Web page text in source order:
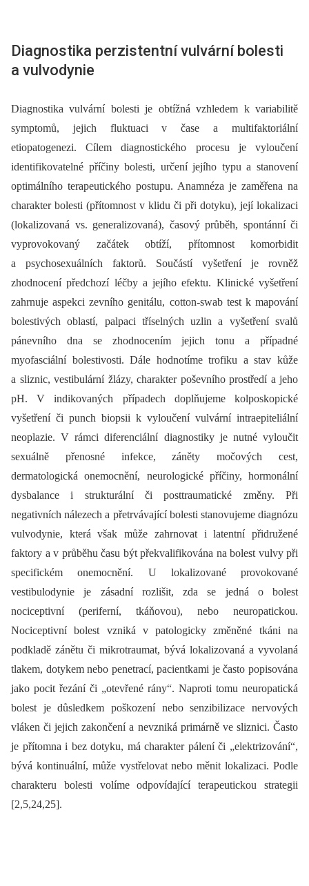
Diagnostika perzistentní vulvární bolesti
a vulvodynie
Diagnostika vulvární bolesti je obtížná vzhledem k variabilitě
symptomů, jejich fluktuaci v čase a multifaktoriální
etiopatogenezi. Cílem diagnostického procesu je vyloučení
identifikovatelné příčiny bolesti, určení jejího typu a stanovení
optimálního terapeutického postupu. Anamnéza je zaměřena na
charakter bolesti (přítomnost v klidu či při dotyku), její lokalizaci
(lokalizovaná vs. generalizovaná), časový průběh, spontánní či
vyprovokovaný začátek obtíží, přítomnost komorbidit
a psychosexuálních faktorů. Součástí vyšetření je rovněž
zhodnocení předchozí léčby a jejího efektu. Klinické vyšetření
zahrnuje aspekci zevního genitálu, cotton-swab test k mapování
bolestivých oblastí, palpaci tříselných uzlin a vyšetření svalů
pánevního dna se zhodnocením jejich tonu a případné
myofasciální bolestivosti. Dále hodnotíme trofiku a stav kůže
a sliznic, vestibulární žlázy, charakter poševního prostředí a jeho
pH. V indikovaných případech doplňujeme kolposkopické
vyšetření či punch biopsii k vyloučení vulvární intraepiteliální
neoplazie. V rámci diferenciální diagnostiky je nutné vyloučit
sexuálně přenosné infekce, záněty močových cest,
dermatologická onemocnění, neurologické příčiny, hormonální
dysbalance i strukturální či posttraumatické změny. Při
negativních nálezech a přetrvávající bolesti stanovujeme diagnózu
vulvodynie, která však může zahrnovat i latentní přidružené
faktory a v průběhu času být překvalifikována na bolest vulvy při
specifickém onemocnění. U lokalizované provokované
vestibulodynie je zásadní rozlišit, zda se jedná o bolest
nociceptivní (periferní, tkáňovou), nebo neuropatickou.
Nociceptivní bolest vzniká v patologicky změněné tkáni na
podkladě zánětu či mikrotraumat, bývá lokalizovaná a vyvolaná
tlakem, dotykem nebo penetrací, pacientkami je často popisována
jako pocit řezání či „otevřené rány“. Naproti tomu neuropatická
bolest je důsledkem poškození nebo senzibilizace nervových
vláken či jejich zakončení a nevzniká primárně ve sliznici. Často
je přítomna i bez dotyku, má charakter pálení či „elektrizování“,
bývá kontinuální, může vystřelovat nebo měnit lokalizaci. Podle
charakteru bolesti volíme odpovídající terapeutickou strategii
[2,5,24,25].